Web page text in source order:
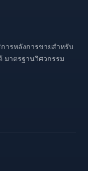
ารหลังการขายสำหรับ
มาตรฐานวิศวกรรม